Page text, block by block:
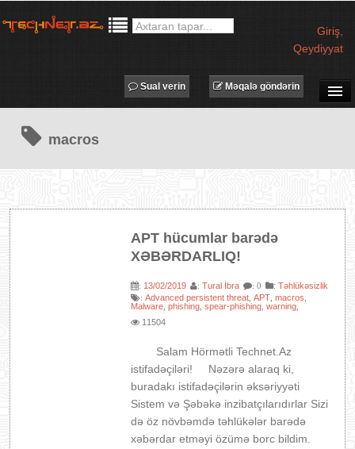
Giriş
Qeydiyyat
MƏQALƏLƏR
PROQRAMLAR
IT LÜĞƏT
Məqalə göndərin
Sual verin
macros
APT hücumlar barədə
XƏBƏRDARLIQ!
: 13/02/2019 :Tural İbra : 0 :Təhlükəsizlik
:Advanced persistent threat ,APT ,macros
Malware ,phishing ,spear-phishing ,warning
11504
Salam Hörmətli Technet.Az
istifadəçiləri! Nəzərə alaraq ki,
buradakı istifadəçilərin əksəriyyəti
Sistem və Şəbəkə inzibatçılarıdırlar Sizi
də öz növbəmdə təhlükələr barədə
xəbərdar etməyi özümə borc bildim.